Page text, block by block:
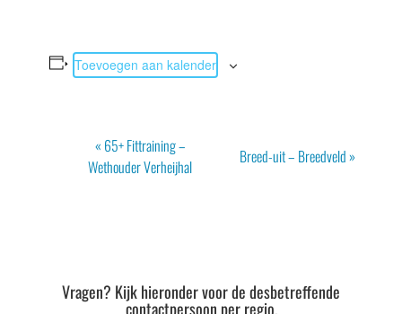
Toevoegen aan kalender
Evenement
Navigatie
« 65+ Fittraining –
Wethouder Verheijhal
Breed-uit – Breedveld»
Vragen? Kijk hieronder voor de desbetreffende
contactpersoon per regio.